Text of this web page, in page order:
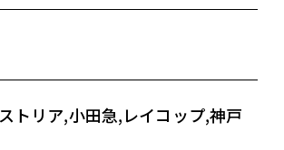
トリア,小田急,レイコップ,神戸